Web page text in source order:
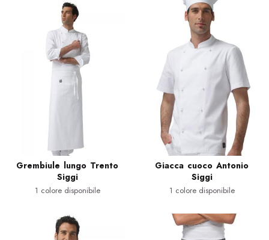
Grembiule lungo Trento
Siggi
1 colore disponibile
Giacca cuoco Antonio
Siggi
1 colore disponibile